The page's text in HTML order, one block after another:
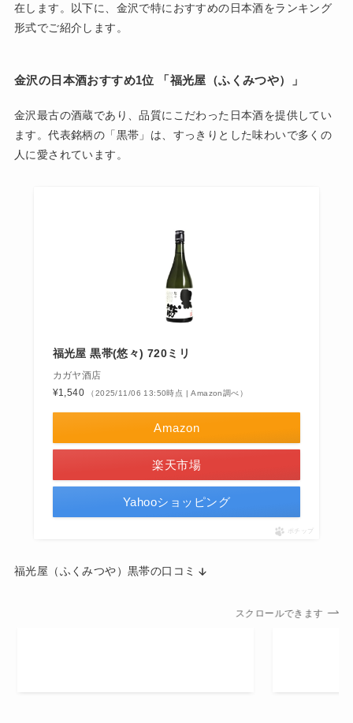
在します。以下に、金沢で特におすすめの日本酒をランキング
形式でご紹介します。
金沢の日本酒おすすめ1位 「 福光屋（ふくみつや）」
金沢最古の酒蔵であり、品質にこだわった日本酒を提供してい
ます。代表銘柄の「黒帯」は、すっきりとした味わいで多くの
人に愛されています。
福光屋 黒帯(悠々) 720ミリ
カガヤ酒店
¥1,540
（2025/11/06 13:50時点 | Amazon調べ）
Amazon
楽天市場
Yahooショッピング
ポチップ
福光屋（ふくみつや）黒帯の口コミ
スクロールできます